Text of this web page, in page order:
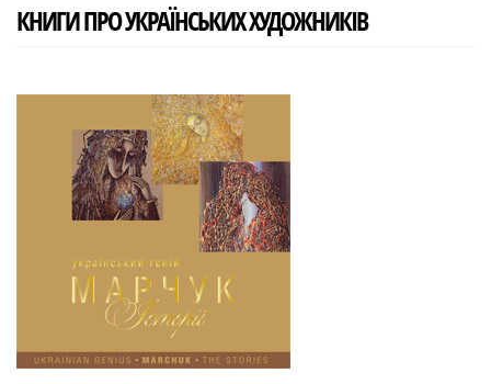
КНИГИ ПРО УКРАЇНСЬКИХ ХУДОЖНИКІВ